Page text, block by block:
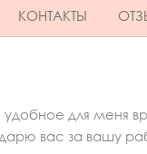
КОНТАКТЫ
для меня
вас за вашу